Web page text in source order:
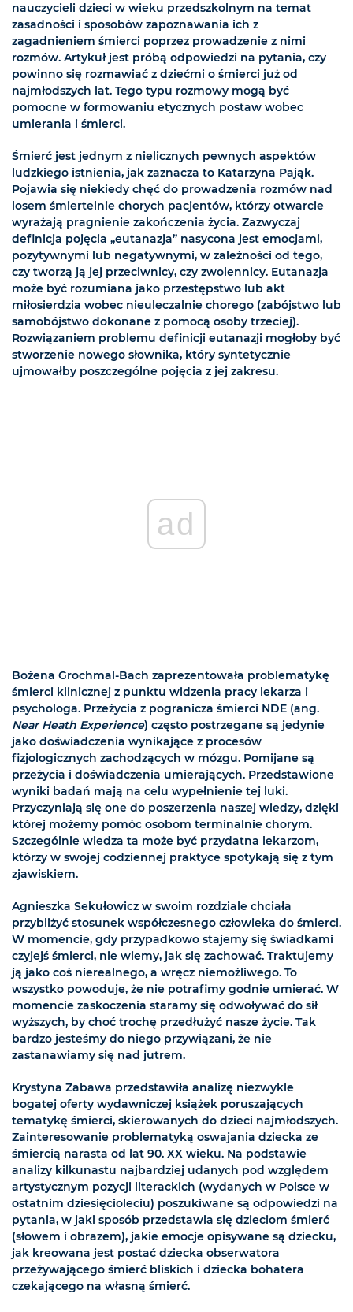
nauczycieli dzieci w wieku przedszkolnym na temat
zasadności i sposobów zapoznawania ich z
zagadnieniem śmierci poprzez prowadzenie z nimi
rozmów. Artykuł jest próbą odpowiedzi na pytania, czy
powinno się rozmawiać z dziećmi o śmierci już od
najmłodszych lat. Tego typu rozmowy mogą być
pomocne w formowaniu etycznych postaw wobec
umierania i śmierci.
Śmierć jest jednym z nielicznych pewnych aspektów
ludzkiego istnienia, jak zaznacza to Katarzyna Pająk.
Pojawia się niekiedy chęć do prowadzenia rozmów nad
losem śmiertelnie chorych pacjentów, którzy otwarcie
wyrażają pragnienie zakończenia życia. Zazwyczaj
definicja pojęcia „eutanazja” nasycona jest emocjami,
pozytywnymi lub negatywnymi, w zależności od tego,
czy tworzą ją jej przeciwnicy, czy zwolennicy. Eutanazja
może być rozumiana jako przestępstwo lub akt
miłosierdzia wobec nieuleczalnie chorego (zabójstwo lub
samobójstwo dokonane z pomocą osoby trzeciej).
Rozwiązaniem problemu definicji eutanazji mogłoby być
stworzenie nowego słownika, który syntetycznie
ujmowałby poszczególne pojęcia z jej zakresu.
ad
Bożena Grochmal-Bach zaprezentowała problematykę
śmierci klinicznej z punktu widzenia pracy lekarza i
psychologa. Przeżycia z pogranicza śmierci NDE (ang.
Near Heath Experience) często postrzegane są jedynie
jako doświadczenia wynikające z procesów
fizjologicznych zachodzących w mózgu. Pomijane są
przeżycia i doświadczenia umierających. Przedstawione
wyniki badań mają na celu wypełnienie tej luki.
Przyczyniają się one do poszerzenia naszej wiedzy, dzięki
której możemy pomóc osobom terminalnie chorym.
Szczególnie wiedza ta może być przydatna lekarzom,
którzy w swojej codziennej praktyce spotykają się z tym
zjawiskiem.
Agnieszka Sekułowicz w swoim rozdziale chciała
przybliżyć stosunek współczesnego człowieka do śmierci.
W momencie, gdy przypadkowo stajemy się świadkami
czyjejś śmierci, nie wiemy, jak się zachować. Traktujemy
ją jako coś nierealnego, a wręcz niemożliwego. To
wszystko powoduje, że nie potrafimy godnie umierać. W
momencie zaskoczenia staramy się odwoływać do sił
wyższych, by choć trochę przedłużyć nasze życie. Tak
bardzo jesteśmy do niego przywiązani, że nie
zastanawiamy się nad jutrem.
Krystyna Zabawa przedstawiła analizę niezwykle
bogatej oferty wydawniczej książek poruszających
tematykę śmierci, skierowanych do dzieci najmłodszych.
Zainteresowanie problematyką oswajania dziecka ze
śmiercią narasta od lat 90. XX wieku. Na podstawie
analizy kilkunastu najbardziej udanych pod względem
artystycznym pozycji literackich (wydanych w Polsce w
ostatnim dziesięcioleciu) poszukiwane są odpowiedzi na
pytania, w jaki sposób przedstawia się dzieciom śmierć
(słowem i obrazem), jakie emocje opisywane są dziecku,
jak kreowana jest postać dziecka obserwatora
przeżywającego śmierć bliskich i dziecka bohatera
czekającego na własną śmierć.